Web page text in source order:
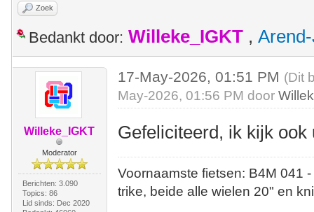
Zoek
Bedankt door: Willeke_IGKT ,
Willeke_IGKT
Moderator
Berichten: 3.090
Topics: 86
Lid sinds: Dec 2020
17-May-2026, 01:51 PM (Dit
May-2026, 01:56 PM door
Gefeliciteerd, ik kijk
Voornaamste fietsen: B4M
trike, beide alle wielen 20" en